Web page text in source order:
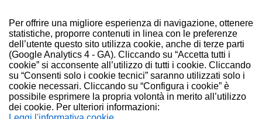
Per offrire una migliore esperienza di navigazione, ottenere
statistiche, proporre contenuti in linea con le preferenze
dell’utente questo sito utilizza cookie, anche di terze parti
(Google Analytics 4 - GA). Cliccando su “Accetta tutti i
cookie” si acconsente all’utilizzo di tutti i cookie. Cliccando
su “Consenti solo i cookie tecnici” saranno utilizzati solo i
cookie necessari. Cliccando su “Configura i cookie” è
possibile esprimere la propria volontà in merito all’utilizzo
dei cookie. Per ulteriori informazioni: